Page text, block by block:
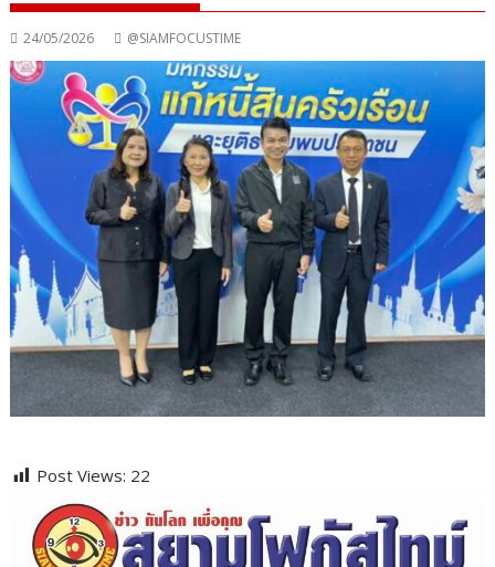
24/05/2026 @SIAMFOCUSTIME
Post Views: 22